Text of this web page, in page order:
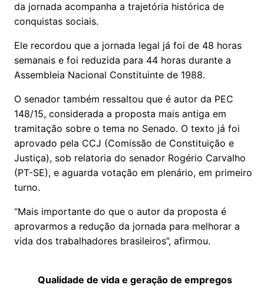
da jornada acompanha a trajetória histórica de
conquistas sociais.
Ele recordou que a jornada legal já foi de 48 horas
semanais e foi reduzida para 44 horas durante a
Assembleia Nacional Constituinte de 1988.
O senador também ressaltou que é autor da PEC
148/15, considerada a proposta mais antiga em
tramitação sobre o tema no Senado. O texto já foi
aprovado pela CCJ (Comissão de Constituição e
Justiça), sob relatoria do senador Rogério Carvalho
(PT-SE), e aguarda votação em plenário, em primeiro
turno.
“Mais importante do que o autor da proposta é
aprovarmos a redução da jornada para melhorar a
vida dos trabalhadores brasileiros”, afirmou.
Qualidade de vida e geração de empregos